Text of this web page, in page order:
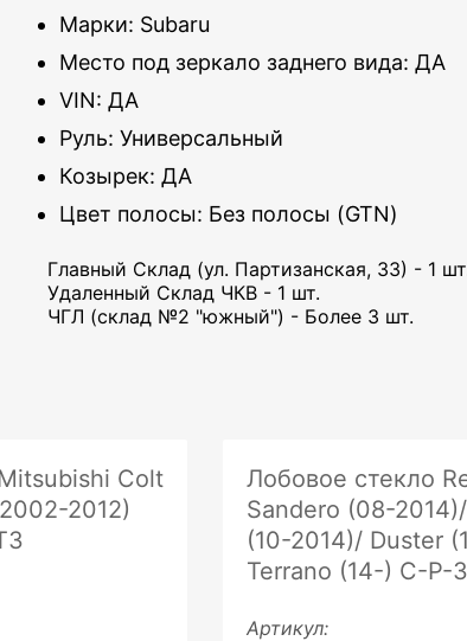
Марки: Subaru
Место под зеркало заднего вида: ДА
VIN: ДА
Руль: Универсальный
Козырек: ДА
Цвет полосы: Без полосы (GTN)
Главный Склад (ул. Партизанская, 33) - 1
Удаленный Склад ЧКВ - 1 шт.
ЧГЛ (склад №2 "южный") - Более 3 шт.
Colt
2012)
Лобовое стекло
Sandero (08-
(10-2014)/ Duster
Terrano (14-) C-P-
Артикул: